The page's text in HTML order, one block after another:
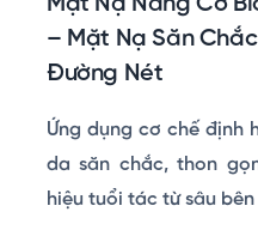
– Mặt Nạ Săn
Đường Nét
Ứng dụng cơ chế định
da săn chắc, thon
hiệu tuổi tác từ sâu